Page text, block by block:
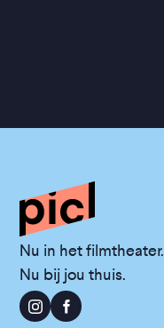
Nu in het filmtheater.
Nu bij jou thuis.